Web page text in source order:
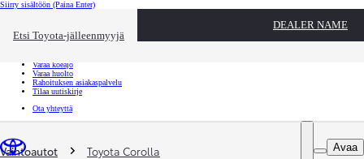
Siirry sisältöön (Paina Enter)
Etsi Toyota-jälleenmyyjä
DEALER NAME
Toyota palvelee Sulje
Varaa koeajo
Varaa huolto
Rahoituksen asiakaspalvelu
Tilaa uutiskirje
Ota yhteyttä
Avaa
Olet täällä
Vaihtoautot Toyota Corolla